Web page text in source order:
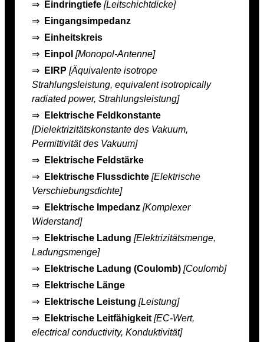
⇒
Eindringtiefe [Leitschichtdicke]
⇒
Eingangsimpedanz
⇒
Einheitskreis
⇒
Einpol [Monopol-Antenne]
⇒
EIRP [Äquivalente isotrope
Strahlungsleistung, equivalent isotropically
radiated power, Strahlungsleistung]
⇒
Elektrische Feldkonstante
[Dielektrizitätskonstante des Vakuum,
Permittivität des Vakuum]
⇒
Elektrische Feldstärke
⇒
Elektrische Flussdichte [Elektrische
Verschiebungsdichte]
⇒
Elektrische Impedanz [Komplexer
Widerstand]
⇒
Elektrische Ladung [Elektrizitätsmenge,
Ladungsmenge]
⇒
Elektrische Ladung (Coulomb) [Coulomb]
⇒
Elektrische Länge
⇒
Elektrische Leistung [Leistung]
⇒
Elektrische Leitfähigkeit[EC-Wert,
electrical conductivity, Konduktivität]